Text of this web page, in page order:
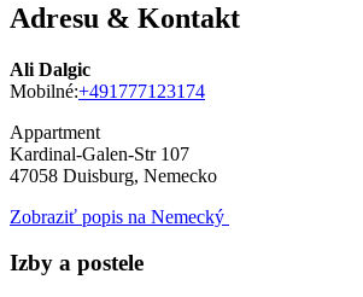
Adresu & Kontakt
Ali Dalgic
Mobilné:+491777123174
Appartment
Kardinal-Galen-Str 107
47058 Duisburg, Nemecko
Zobraziť popis na Nemecký
Izby a postele